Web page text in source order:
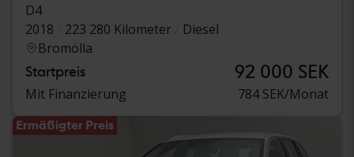
D4
2018
223 280 Kilometer
Diesel
Bromölla
Startpreis 92 000 SEK
Mit Finanzierung 784 SEK/Monat
Ermäßigter Preis